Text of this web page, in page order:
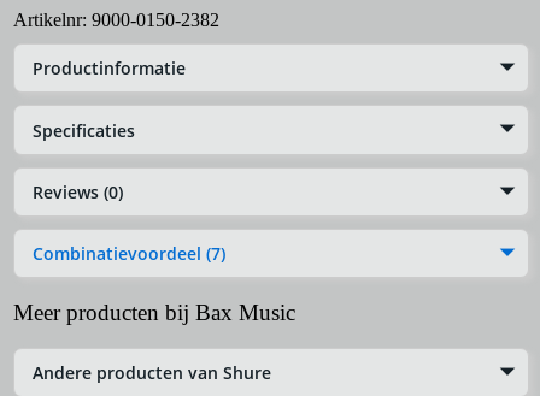
Artikelnr: 9000-0150-2382
Productinformatie
Specificaties
Reviews (0)
Combinatievoordeel (7)
Meer producten bij Bax Music
Andere producten van Shure